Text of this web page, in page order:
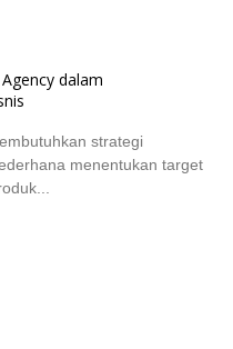
dalam
strategi
menentukan target